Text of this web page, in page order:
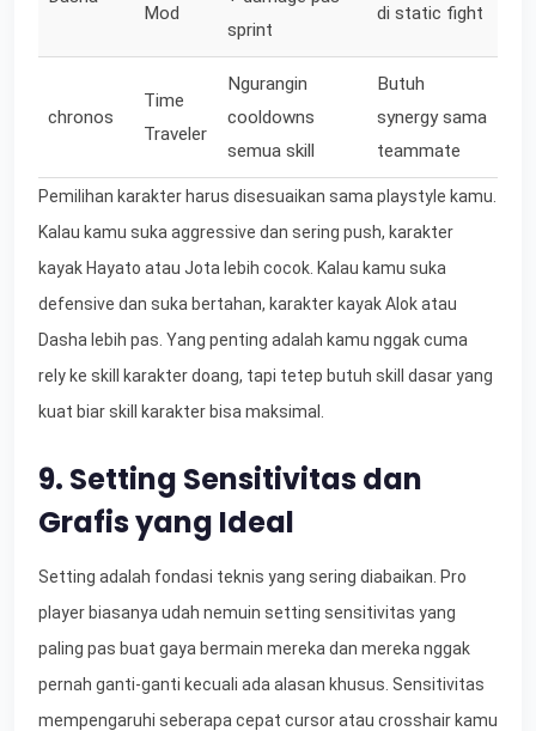
Mod
sprint
di static fight
chronos
Time
Traveler
Ngurangin
cooldowns
semua skill
Butuh
synergy sama
teammate
Pemilihan karakter harus disesuaikan sama playstyle kamu.
Kalau kamu suka aggressive dan sering push, karakter
kayak Hayato atau Jota lebih cocok. Kalau kamu suka
defensive dan suka bertahan, karakter kayak Alok atau
Dasha lebih pas. Yang penting adalah kamu nggak cuma
rely ke skill karakter doang, tapi tetep butuh skill dasar yang
kuat biar skill karakter bisa maksimal.
9. Setting Sensitivitas dan
Grafis yang Ideal
Setting adalah fondasi teknis yang sering diabaikan. Pro
player biasanya udah nemuin setting sensitivitas yang
paling pas buat gaya bermain mereka dan mereka nggak
pernah ganti-ganti kecuali ada alasan khusus. Sensitivitas
mempengaruhi seberapa cepat cursor atau crosshair kamu